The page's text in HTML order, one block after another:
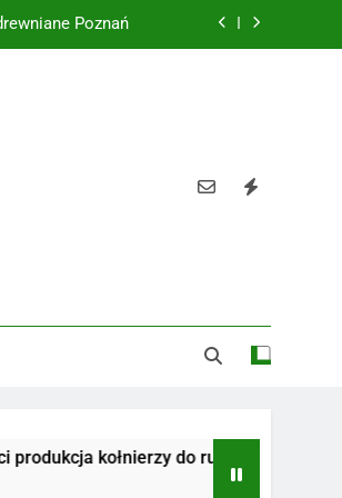
Poznań
kołnierzy do rur Radiotelefony
3 Miesiące Ago